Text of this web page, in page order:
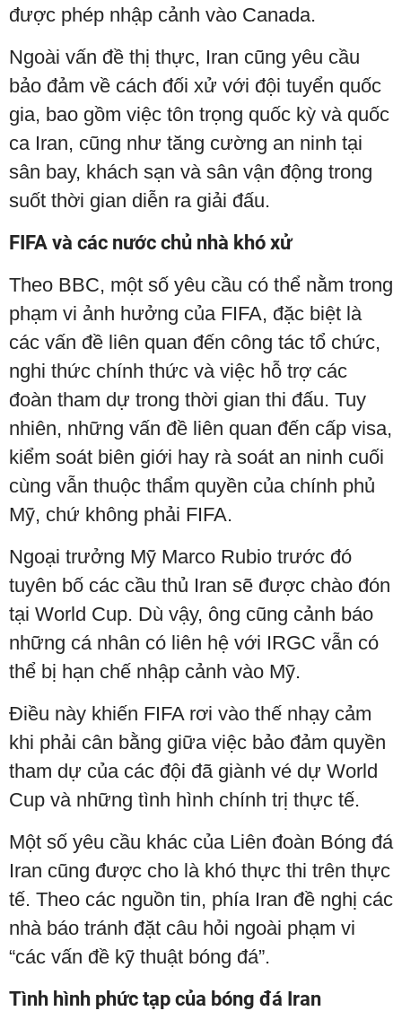
được phép nhập cảnh vào Canada.
Ngoài vấn đề thị thực, Iran cũng yêu cầu
bảo đảm về cách đối xử với đội tuyển quốc
gia, bao gồm việc tôn trọng quốc kỳ và quốc
ca Iran, cũng như tăng cường an ninh tại
sân bay, khách sạn và sân vận động trong
suốt thời gian diễn ra giải đấu.
FIFA và các nước chủ nhà khó xử
Theo BBC, một số yêu cầu có thể nằm trong
phạm vi ảnh hưởng của FIFA, đặc biệt là
các vấn đề liên quan đến công tác tổ chức,
nghi thức chính thức và việc hỗ trợ các
đoàn tham dự trong thời gian thi đấu. Tuy
nhiên, những vấn đề liên quan đến cấp visa,
kiểm soát biên giới hay rà soát an ninh cuối
cùng vẫn thuộc thẩm quyền của chính phủ
Mỹ, chứ không phải FIFA.
Ngoại trưởng Mỹ Marco Rubio trước đó
tuyên bố các cầu thủ Iran sẽ được chào đón
tại World Cup. Dù vậy, ông cũng cảnh báo
những cá nhân có liên hệ với IRGC vẫn có
thể bị hạn chế nhập cảnh vào Mỹ.
Điều này khiến FIFA rơi vào thế nhạy cảm
khi phải cân bằng giữa việc bảo đảm quyền
tham dự của các đội đã giành vé dự World
Cup và những tình hình chính trị thực tế.
Một số yêu cầu khác của Liên đoàn Bóng đá
Iran cũng được cho là khó thực thi trên thực
tế. Theo các nguồn tin, phía Iran đề nghị các
nhà báo tránh đặt câu hỏi ngoài phạm vi
“các vấn đề kỹ thuật bóng đá”.
Tình hình phức tạp của bóng đá Iran